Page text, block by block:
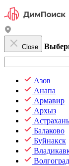
Close
Азов
Анапа
Армавир
Архыз
Астрахань
Балаково
Буйнакск
Волгоград